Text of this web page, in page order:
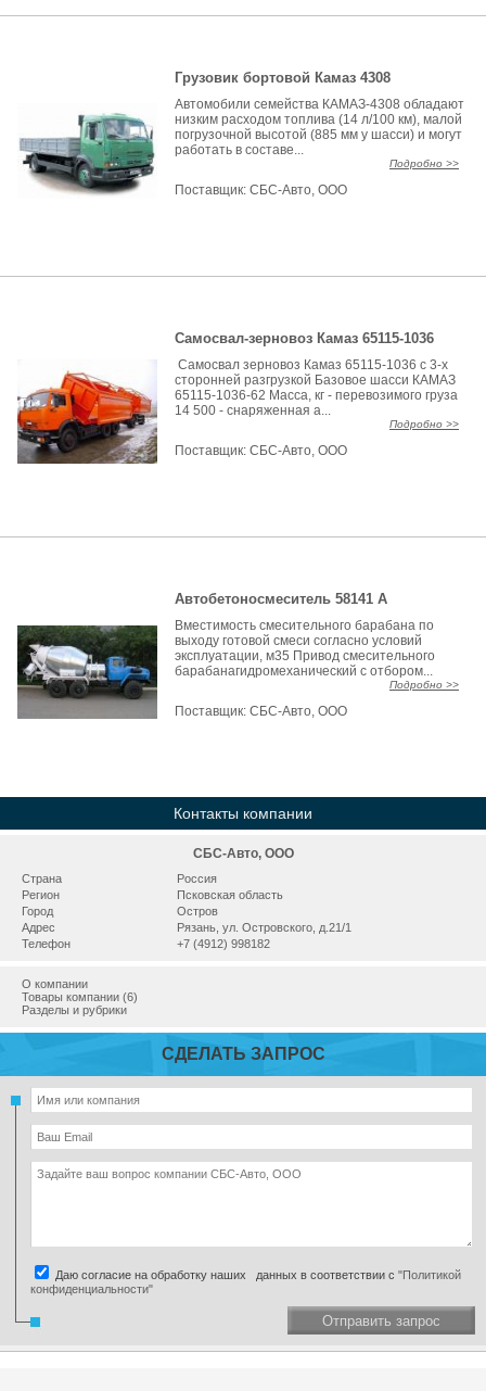
Грузовик бортовой Камаз 4308
Автомобили семейства КАМАЗ-4308 обладают
низким расходом топлива (14 л/100 км), малой
погрузочной высотой (885 мм у шасси) и могут
работать в составе...
Подробно >>
Поставщик:СБС-Авто, ООО
Самосвал-зерновоз Камаз 65115-1036
Самосвал зерновоз Камаз 65115-1036 с 3-х
сторонней разгрузкой Базовое шасси КАМАЗ
65115-1036-62 Масса, кг - перевозимого груза
14 500 - снаряженная а...
Подробно >>
Поставщик:СБС-Авто, ООО
Автобетоносмеситель 58141 А
Вместимость смесительного барабана по
выходу готовой смеси согласно условий
эксплуатации, м35 Привод смесительного
барабанагидромеханический с отбором...
Подробно >>
Поставщик:СБС-Авто, ООО
Контакты компании
СБС-Авто, ООО
Страна
Россия
Регион
Псковская область
Город
Остров
Адрес
Рязань, ул. Островского, д.21/1
Телефон
+7 (4912) 998182
О компании
Товары компании (6)
Разделы и рубрики
СДЕЛАТЬ ЗАПРОС
Даю согласие на обработку наших данных в соответствии с "Политикой
конфиденциальности"
Отправить запрос